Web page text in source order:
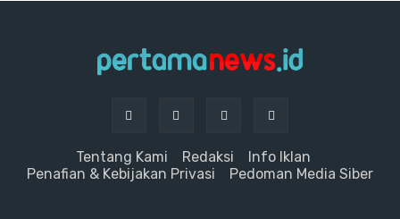
Tentang Kami Redaksi
Info Iklan
Penafian & Kebijakan Privasi
Pedoman Media Siber